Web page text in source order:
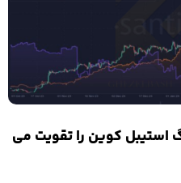
استیبل کوین را تقویت می